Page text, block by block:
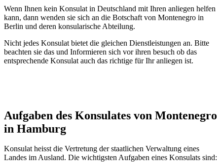
Wenn Ihnen kein Konsulat in Deutschland mit Ihren anliegen helfen
kann, dann wenden sie sich an die Botschaft von Montenegro in
Berlin und deren konsularische Abteilung.
Nicht jedes Konsulat bietet die gleichen Dienstleistungen an. Bitte
beachten sie das und Informieren sich vor ihren besuch ob das
entsprechende Konsulat auch das richtige für Ihr anliegen ist.
Aufgaben des Konsulates von Montenegro
in Hamburg
Konsulat heisst die Vertretung der staatlichen Verwaltung eines
Landes im Ausland. Die wichtigsten Aufgaben eines Konsulats sind: